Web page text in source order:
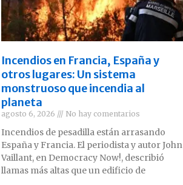
Incendios en Francia, España y
otros lugares: Un sistema
monstruoso que incendia al
planeta
agosto 6, 2026 No hay comentarios
Incendios de pesadilla están arrasando
España y Francia. El periodista y autor John
Vaillant, en Democracy Now!, describió
llamas más altas que un edificio de